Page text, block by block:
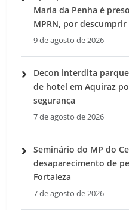
Maria da Penha é
MPRN, por
9 de agosto de 2026
Decon interdita
de hotel em Aquiraz
segurança
7 de agosto de 2026
Seminário do MP do
desaparecimento de
Fortaleza
7 de agosto de 2026